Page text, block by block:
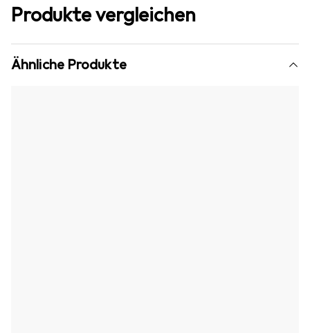
Produkte vergleichen
Ähnliche Produkte